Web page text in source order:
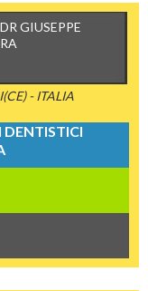
GIUSEPPE
- ITALIA